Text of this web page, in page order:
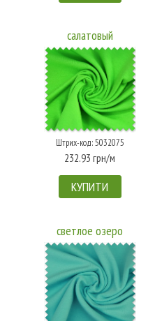
салатовый
Штрих-код: 5032075
232.93 грн/м
КУПИТИ
светлое озеро